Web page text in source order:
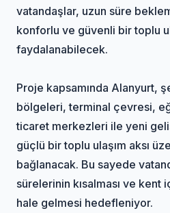
vatandaşlar, uzun süre
konforlu ve güvenli bir toplu
faydalanabilecek.
Proje kapsamında Alanyurt,
bölgeleri, terminal çevresi,
ticaret merkezleri ile yeni
güçlü bir toplu ulaşım aksı
bağlanacak. Bu sayede
sürelerinin kısalması ve
hale gelmesi hedefleniyor.